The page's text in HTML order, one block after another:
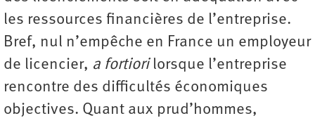
les ressources financières de l’entreprise.
Bref, nul n’empêche en France un employeur
de licencier, a fortiorilorsque l’entreprise
rencontre des difficultés économiques
objectives. Quant aux prud’hommes,